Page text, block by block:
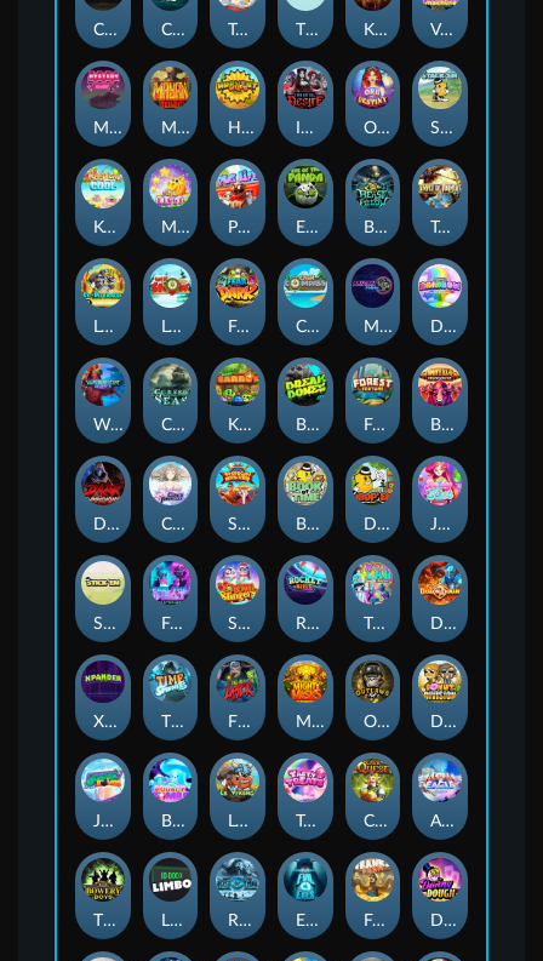
Chaos Crew Cubes 2 Tai The Toad The Respinners Klowns Vending Machine
Mystery Motel Mayan Stackways Harvest Wilds Immortal Desire Orb of Destiny Stack'em
Keep 'em Cool Magic Piggy Pug Life Eye of the Panda Beast Below Temple of Torment
Le Pharaoh Let It Snow Fear the Dark Cash Compass Miami Multiplier Double Rainbow
Warrior Ways Cursed Seas King Carrot Break Bones Forest Fortune Buffalo Stack'n'Sync
Dark Summoning Cloud Princess Shaolin Master Book of Time Drop'em Jelly Slice
Stick'em Feel The Beat Snow Slingers Rocket Reels Twisted Lab Dragon’s Domain
Xpander Time Spinners Fire My Laser Mighty Masks Outlasw Inc Donut Division
Joker Bombs BOUNCY BOMBS Le Viking Tasty Treats Cash Quest Alpha Eagle
The Bowery Boys Limbo Rise of Ymir Evil Eyes Frank's Farm DONNY DOUGH